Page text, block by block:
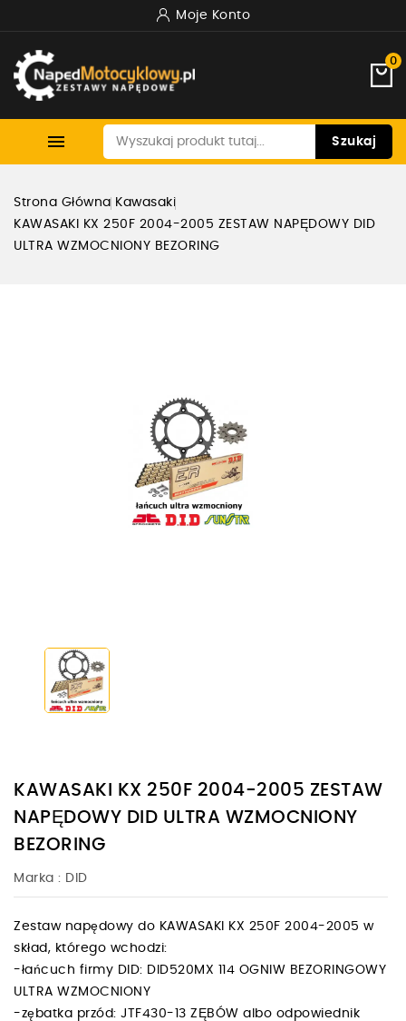
Moje Konto
0
 Szukaj
Strona Główna Kawasaki
KAWASAKI KX 250F 2004-2005 ZESTAW NAPĘDOWY DID
ULTRA WZMOCNIONY BEZORING
KAWASAKI KX 250F 2004-2005 ZESTAW
NAPĘDOWY DID ULTRA WZMOCNIONY
BEZORING
Marka : DID
Zestaw napędowy do KAWASAKI KX 250F 2004-2005 w
skład, którego wchodzi:
-łańcuch firmy DID: DID520MX 114 OGNIW BEZORINGOWY
ULTRA WZMOCNIONY
-zębatka przód: JTF430-13 ZĘBÓW albo odpowiednik